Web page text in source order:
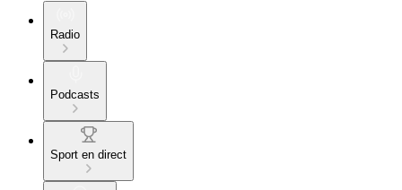
Radio
Podcasts
Sport en direct